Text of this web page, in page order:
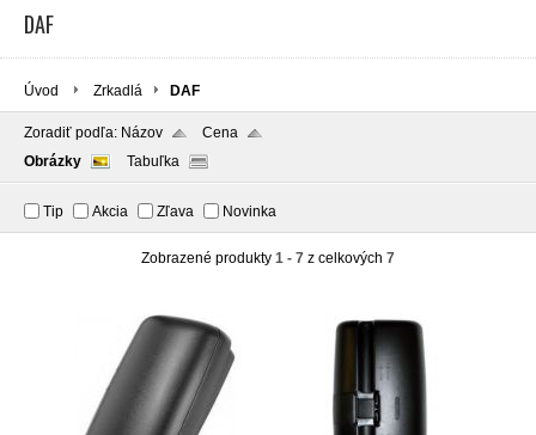
DAF
Úvod Zrkadlá DAF
Zoradiť podľa: Názov
Cena
Obrázky
Tabuľka
Tip Akcia Zľava Novinka
Zobrazené produkty 1 - 7 z celkových 7